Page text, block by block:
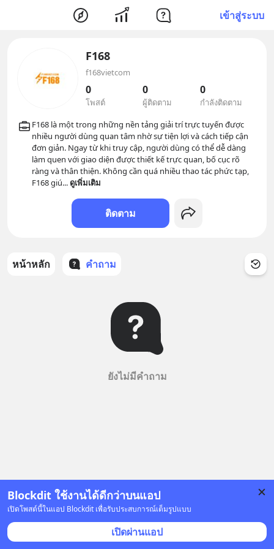
เข้าสู่ระบบ
Blockdit ใช้งานได้ดีกว่าบนแอป
เปิดโพสต์นี้ในแอป Blockdit เพื่อรับประสบการณ์เต็มรูปแบบ
เปิดผ่านแอป
F168
f168vietcom
0
โพสต์
0
ผู้ติดตาม
0
กำลังติดตาม
F168 là một trong những nền tảng giải trí trực tuyến được
nhiều người dùng quan tâm nhờ sự tiện lợi và cách tiếp cận
đơn giản. Ngay từ khi truy cập, người dùng có thể dễ dàng
làm quen với giao diện được thiết kế trực quan, bố cục rõ
ràng và thân thiện. Không cần quá nhiều thao tác phức tạp,
F168 giú... ดูเพิ่มเติม
ติดตาม
หน้าหลัก คำถาม
ยังไม่มีคำถาม